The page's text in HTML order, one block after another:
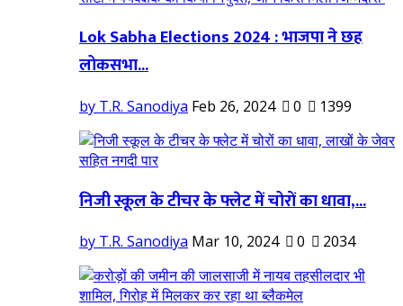
Lok Sabha Elections 2024 : भाजपा ने छह
लोकसभा...
by T.R. Sanodiya Feb 26, 2024 0 1399
निजी स्कूल के टीचर के फ्लेट में चोरों का धावा,...
by T.R. Sanodiya Mar 10, 2024 0 2034